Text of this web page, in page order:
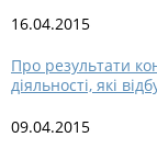
16.04.2015
Про результати
діяльності, які
09.04.2015